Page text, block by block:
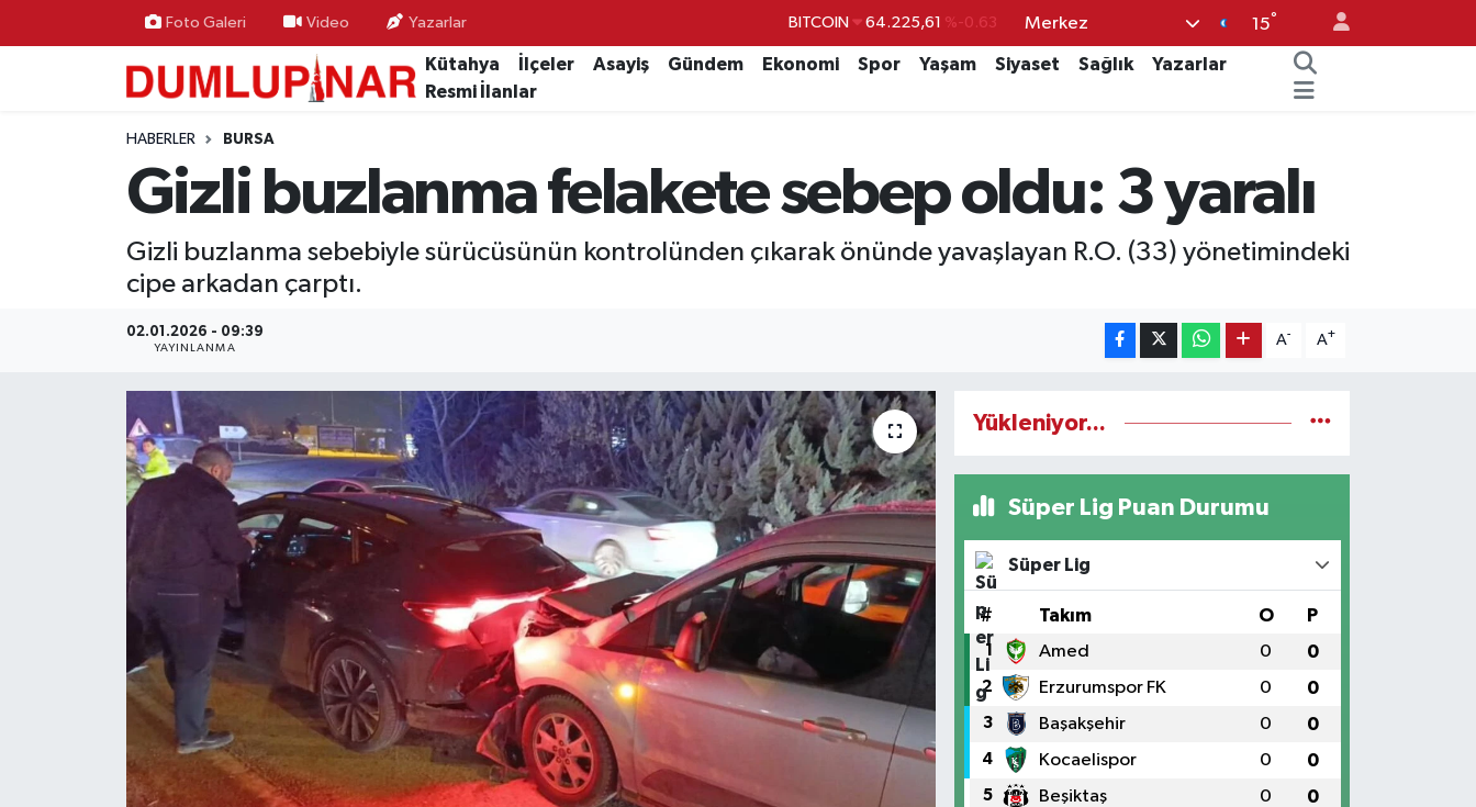
Foto Galeri Video Yazarlar BITCOIN 64.225,61 %-0.63
DOLAR 47,6704 %0
GRAM ALTIN 6510.40 %0.45
Merkez 15°
Kütahya İlçeler Asayiş Gündem Ekonomi Spor Yaşam Siyaset Sağlık
Yazarlar
Resmi İlanlar
HABERLER BURSA
Gizli buzlanma felakete sebep oldu: 3 yaralı
Gizli buzlanma sebebiyle sürücüsünün kontrolünden çıkarak önünde yavaşlayan R.O. (33) yönetimindeki
cipe arkadan çarptı.
02.01.2026 - 09:39
YAYINLANMA
A- A+
Yükleniyor...
Süper Lig Puan Durumu
Süper Lig
# Takım O P
1 Amed 0 0
2 Erzurumspor FK 0 0
3 Başakşehir 0 0
4 Kocaelispor 0 0
5 Beşiktaş 0 0
Gündem
Magazin
Resmi İlanlar
Kütahya Hava Durumu
Kütahya Trafik Yoğunluk Haritası
Süper Lig Puan Durumu ve Fikstür
Tüm Manşetler